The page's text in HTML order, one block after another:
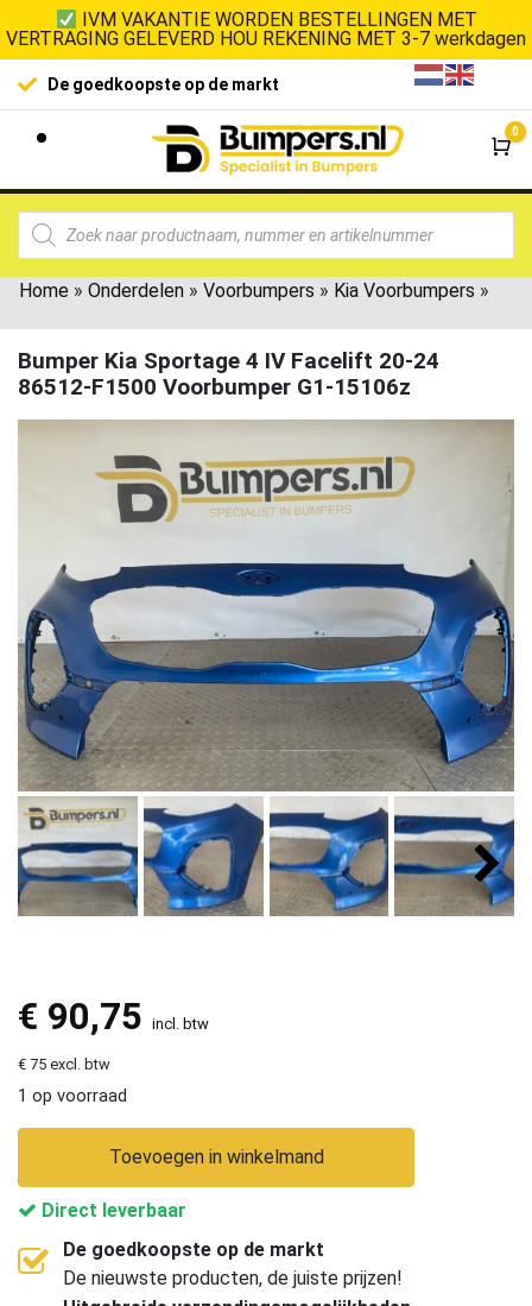
IVM VAKANTIE WORDEN BESTELLINGEN MET
VERTRAGING GELEVERD HOU REKENING MET 3-7 werkdagen
De goedkoopste op de markt
0
Home » Onderdelen » Voorbumpers » Kia Voorbumpers »
Bumper Kia Sportage 4 IV Facelift 20-24
86512-F1500 Voorbumper G1-15106z
€ 90,75 incl. btw
€ 75 excl. btw
1 op voorraad
Toevoegen in winkelmand
Direct leverbaar
De goedkoopste op de markt
De nieuwste producten, de juiste prijzen!